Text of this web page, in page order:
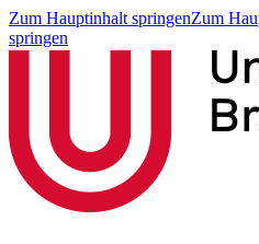
Zum Hauptinhalt springenZum
springen